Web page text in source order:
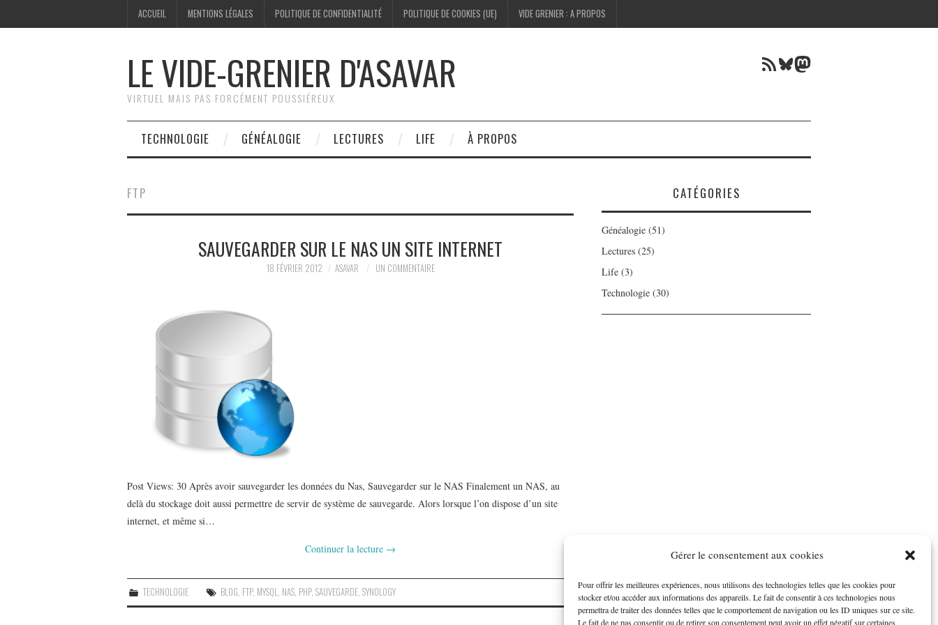
Gérer le consentement aux cookies
Pour offrir les meilleures expériences, nous utilisons des technologies telles que les cookies pour
stocker et/ou accéder aux informations des appareils. Le fait de consentir à ces technologies nous
permettra de traiter des données telles que le comportement de navigation ou les ID uniques sur ce site.
Le fait de ne pas consentir ou de retirer son consentement peut avoir un effet négatif sur certaines
ACCUEIL MENTIONS LÉGALES POLITIQUE DE CONFIDENTIALITÉ POLITIQUE DE COOKIES (UE) VIDE GRENIER : A PROPOS
LE VIDE-GRENIER D'ASAVAR
VIRTUEL MAIS PAS FORCÉMENT POUSSIÉREUX
Flux RSSBluesky
Mastodon
TECHNOLOGIE GÉNÉALOGIE LECTURES LIFE À PROPOS
FTP
SAUVEGARDER SUR LE NAS UN SITE INTERNET
18 FÉVRIER 2012 ASAVAR UN COMMENTAIRE
Post Views: 30 Après avoir sauvegarder les données du Nas, Sauvegarder sur le NAS Finalement un NAS, au
delà du stockage doit aussi permettre de servir de système de sauvegarde. Alors lorsque l’on dispose d’un site
internet, et même si…
Continuer la lecture →
TECHNOLOGIE BLOG FTP, MYSQL NAS PHP,SAUVEGARDE ,SYNOLOGY
CATÉGORIES
Généalogie (51)
Lectures (25)
Life (3)
Technologie (30)